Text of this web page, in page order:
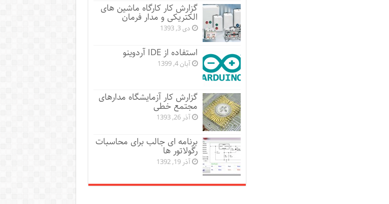
گزارش کار کارگاه ماشین های
الکتریکی و مدار فرمان
دی 3, 1393
استفاده از IDE آردوینو
آبان 4, 1399
گزارش کار آزمایشگاه مدارهای
مجتمع خطی
آذر 26, 1393
برنامه ای جالب برای محاسبات
رگولاتور ها
آذر 19, 1392